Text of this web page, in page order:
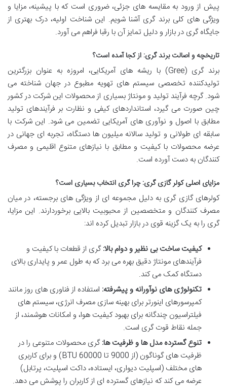
پیش از ورود به مقایسه های جزئی، ضروری است که با پیشینه، مزایا و
ویژگی های کلی برند گری آشنا شویم. این شناخت اولیه، درک بهتری از
جایگاه گری در بازار و دلیل تمایز آن با رقبا فراهم می آورد.
تاریخچه و اصالت برند گری: از کجا آمده است؟
برند گری (Gree) با ریشه های آمریکایی، امروزه به عنوان بزرگترین
تولیدکننده تخصصی سیستم های تهویه مطبوع در جهان شناخته می
شود. گرچه فرآیند تولید و مونتاژ بسیاری از محصولات این شرکت در کشور
چین صورت می گیرد، استانداردهای کیفی و نظارت بر فرآیندهای تولید
مطابق با اصول و نوآوری های آمریکایی تضمین می شود. این شرکت با
سابقه ای طولانی و تولید سالانه میلیون ها دستگاه، تجربه ای جهانی در
عرضه محصولات با کیفیت و مطابق با نیازهای متنوع اقلیمی و مصرف
کنندگان به دست آورده است.
مزایای اصلی کولر گازی گری: چرا گری انتخاب بسیاری است؟
کولرهای گازی گری به دلیل مجموعه ای از ویژگی های برجسته، در میان
مصرف کنندگان و متخصصین از محبوبیت بالایی برخوردارند. این مزایا،
گری را به یک گزینه قوی در بازار تبدیل کرده اند:
کیفیت ساخت بی نظیر و دوام بالا:گری از قطعات با کیفیت و
فرآیندهای مونتاژ دقیق بهره می برد که به طول عمر و پایداری بالای
دستگاه کمک می کند.
تکنولوژی های نوآورانه و پیشرفته: استفاده از فناوری های روز مانند
کمپرسورهای اینورتر برای بهینه سازی مصرف انرژی، سیستم های
فیلتراسیون چندگانه برای بهبود کیفیت هوا، و امکانات هوشمند، از
جمله نقاط قوت گری است.
تنوع گسترده مدل ها و ظرفیت ها:گری محصولات متنوعی را در
ظرفیت های گوناگون (از 9000 تا 60000 BTU) و برای کاربری
های مختلف (اسپلیت دیواری، ایستاده، داکت اسپلیت، پرتابل)
عرضه می کند که نیازهای گسترده ای از کاربران را پوشش می دهد.